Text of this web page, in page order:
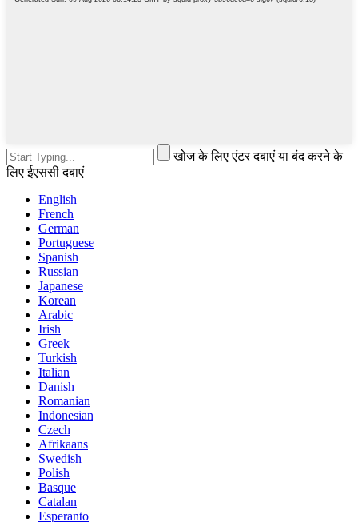
खोज के लिए एंटर दबाएं या बंद करने के
लिए ईएससी दबाएं
English
French
German
Portuguese
Spanish
Russian
Japanese
Korean
Arabic
Irish
Greek
Turkish
Italian
Danish
Romanian
Indonesian
Czech
Afrikaans
Swedish
Polish
Basque
Catalan
Esperanto